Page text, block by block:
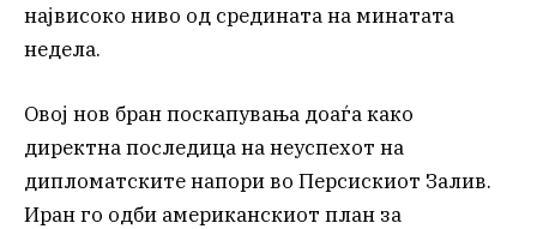
највисоко ниво од средината на минатата
недела.
Овој нов бран поскапувања доаѓа како
директна последица на неуспехот на
дипломатските напори во Персискиот Залив.
Иран го одби американскиот план за